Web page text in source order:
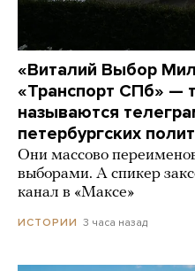
«Виталий Выбор
«Транспорт СПб» —
называются
петербургских
Они массово
выборами. А спикер
канал в «Максе»
ИСТОРИИ 3 часа назад